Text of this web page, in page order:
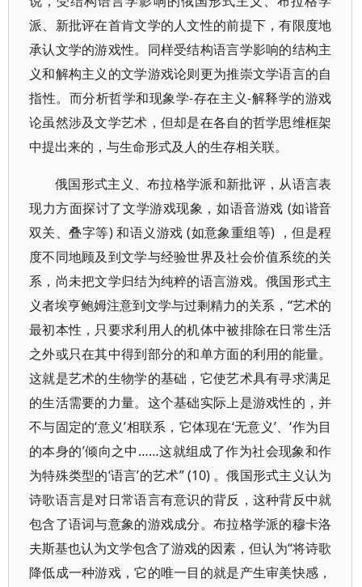
派、新批评在首肯文学的人文性的前提下，有限度地
承认文学的游戏性。同样受结构语言学影响的结构主
义和解构主义的文学游戏论则更为推崇文学语言的自
指性。而分析哲学和现象学-存在主义-解释学的游戏
论虽然涉及文学艺术，但却是在各自的哲学思维框架
中提出来的，与生命形式及人的生存相关联。
俄国形式主义、布拉格学派和新批评，从语言表
现力方面探讨了文学游戏现象，如语音游戏 (如谐音
双关、叠字等) 和语义游戏 (如意象重组等) ，但是程
度不同地顾及到文学与经验世界及社会价值系统的关
系，尚未把文学归结为纯粹的语言游戏。俄国形式主
义者埃亨鲍姆注意到文学与过剩精力的关系，“艺术的
最初本性，只要求利用人的机体中被排除在日常生活
之外或只在其中得到部分的和单方面的利用的能量。
这就是艺术的生物学的基础，它使艺术具有寻求满足
的生活需要的力量。这个基础实际上是游戏性的，并
不与固定的‘意义’相联系，它体现在‘无意义’、‘作为目
的本身的’倾向之中……这就组成了作为社会现象和作
为特殊类型的‘语言’的艺术” (10) 。俄国形式主义认为
诗歌语言是对日常语言有意识的背反，这种背反中就
包含了语词与意象的游戏成分。布拉格学派的穆卡洛
夫斯基也认为文学包含了游戏的因素，但认为“将诗歌
降低成一种游戏，它的唯一目的就是产生审美快感，